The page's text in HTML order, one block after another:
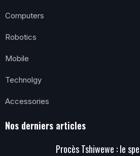
Computers
Robotics
Mobile
Technolgy
Accessories
Nos derniers articles
Procès Tshiwewe : le